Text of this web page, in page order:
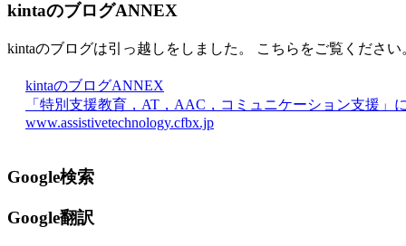
kintaのブログANNEX
kintaのブログは引っ越しをしました。 こちらをご覧ください
kintaのブログANNEX
「特別支援教育，AT，AAC，コミュニケーション支援」
www.assistivetechnology.cfbx.jp
Google検索
Google翻訳